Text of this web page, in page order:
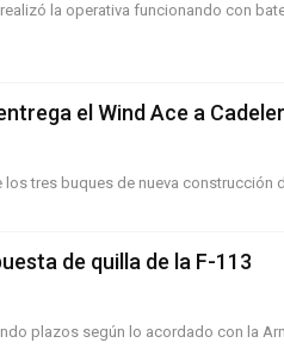
la operativa funcionando con
el Wind Ace a Cadeler
tres buques de nueva construcción
de quilla de la F-113
plazos según lo acordado con la